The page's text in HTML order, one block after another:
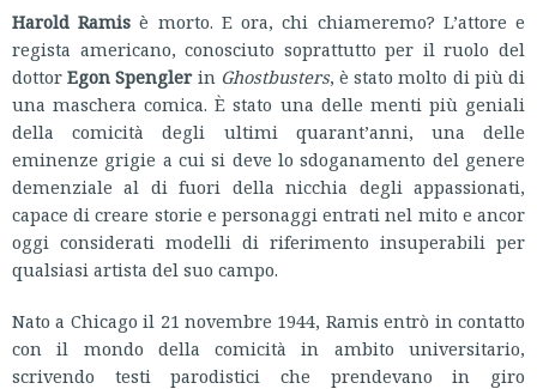
Harold Ramis è morto. E ora, chi chiameremo? L’attore e
regista americano, conosciuto soprattutto per il ruolo del
dottorEgon Spenglerin Ghostbusters, è stato molto di più di
una maschera comica. È stato una delle menti più geniali
della comicità degli ultimi quarant’anni, una delle
eminenze grigie a cui si deve lo sdoganamento del genere
demenziale al di fuori della nicchia degli appassionati,
capace di creare storie e personaggi entrati nel mito e ancor
oggi considerati modelli di riferimento insuperabili per
qualsiasi artista del suo campo.
Nato a Chicago il 21 novembre 1944, Ramis entrò in contatto
con il mondo della comicità in ambito universitario,
scrivendo testi parodistici che prendevano in giro